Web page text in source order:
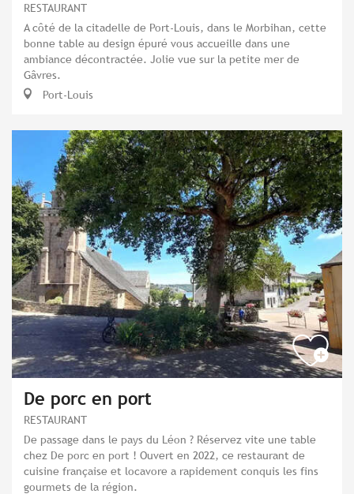
RESTAURANT
A côté de la citadelle de Port-Louis, dans le Morbihan, cette
bonne table au design épuré vous accueille dans une
ambiance décontractée. Jolie vue sur la petite mer de
Gâvres.
Port-Louis
De porc en port
RESTAURANT
De passage dans le pays du Léon ? Réservez vite une table
chez De porc en port ! Ouvert en 2022, ce restaurant de
cuisine française et locavore a rapidement conquis les fins
gourmets de la région.